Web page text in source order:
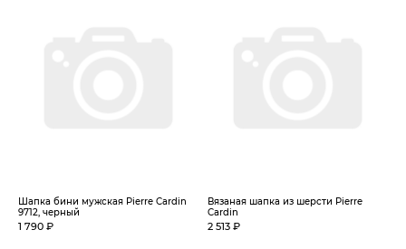
Шапка бини мужская Pierre Cardin
9712, черный
1 790 ₽
Вязаная шапка из шерсти Pierre
Cardin
2 513 ₽